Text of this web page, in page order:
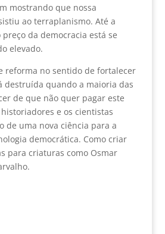
mostrando que nossa
ao terraplanismo. Até a
da democracia está se
elevado.
reforma no sentido de fortalecer
destruída quando a maioria das
de que não quer pagar este
e os cientistas
de uma nova ciência para a
democrática. Como criar
para criaturas como Osmar